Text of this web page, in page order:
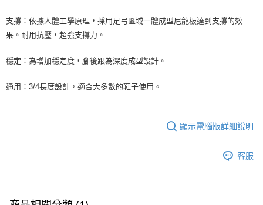
支撐：依據人體工學原理，採用足弓區域一體成型尼龍板達到支撐的效
果。耐用抗壓，超強支撐力。
穩定：為增加穩定度，腳後跟為深度成型設計。
通用：3/4長度設計，適合大多數的鞋子使用。
顯示電腦版詳細說明
客服